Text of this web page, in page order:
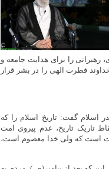
را برای هدایت جامعه و
فطرت الهی را در بشر قرار
اسلام گفت: تاریخ اسلام را که
تاریک تاریخ، عدم پیروی امت
است که ولی خدا معصوم است،